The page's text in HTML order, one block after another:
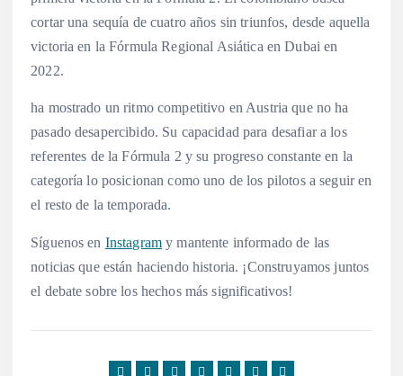
cortar una sequía de cuatro años sin triunfos, desde aquella
victoria en la Fórmula Regional Asiática en Dubai en
2022.
ha mostrado un ritmo competitivo en Austria que no ha
pasado desapercibido. Su capacidad para desafiar a los
referentes de la Fórmula 2 y su progreso constante en la
categoría lo posicionan como uno de los pilotos a seguir en
el resto de la temporada.
Síguenos en Instagram y mantente informado de las
noticias que están haciendo historia. ¡Construyamos juntos
el debate sobre los hechos más significativos!